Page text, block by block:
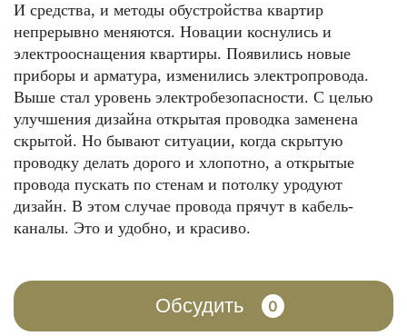
И средства, и методы обустройства квартир
непрерывно меняются. Новации коснулись и
электрооснащения квартиры. Появились новые
приборы и арматура, изменились электропровода.
Выше стал уровень электробезопасности. С целью
улучшения дизайна открытая проводка заменена
скрытой. Но бывают ситуации, когда скрытую
проводку делать дорого и хлопотно, а открытые
провода пускать по стенам и потолку уродуют
дизайн. В этом случае провода прячут в кабель-
каналы. Это и удобно, и красиво.
Обсудить 0